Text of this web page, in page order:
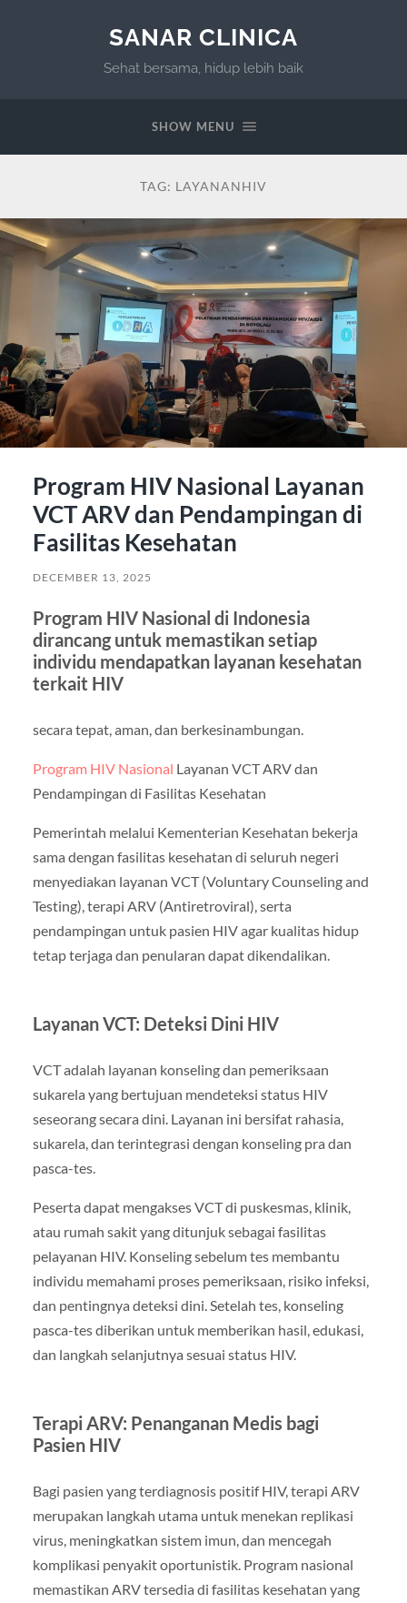
SANAR CLINICA
Sehat bersama, hidup lebih baik
SHOW MENU
TAG: LAYANANHIV
Program HIV Nasional Layanan
VCT ARV dan Pendampingan di
Fasilitas Kesehatan
DECEMBER 13, 2025
Program HIV Nasional di Indonesia
dirancang untuk memastikan setiap
individu mendapatkan layanan kesehatan
terkait HIV
secara tepat, aman, dan berkesinambungan.
Program HIV Nasional Layanan VCT ARV dan
Pendampingan di Fasilitas Kesehatan
Pemerintah melalui Kementerian Kesehatan bekerja
sama dengan fasilitas kesehatan di seluruh negeri
menyediakan layanan VCT (Voluntary Counseling and
Testing), terapi ARV (Antiretroviral), serta
pendampingan untuk pasien HIV agar kualitas hidup
tetap terjaga dan penularan dapat dikendalikan.
Layanan VCT: Deteksi Dini HIV
VCT adalah layanan konseling dan pemeriksaan
sukarela yang bertujuan mendeteksi status HIV
seseorang secara dini. Layanan ini bersifat rahasia,
sukarela, dan terintegrasi dengan konseling pra dan
pasca-tes.
Peserta dapat mengakses VCT di puskesmas, klinik,
atau rumah sakit yang ditunjuk sebagai fasilitas
pelayanan HIV. Konseling sebelum tes membantu
individu memahami proses pemeriksaan, risiko infeksi,
dan pentingnya deteksi dini. Setelah tes, konseling
pasca-tes diberikan untuk memberikan hasil, edukasi,
dan langkah selanjutnya sesuai status HIV.
Terapi ARV: Penanganan Medis bagi
Pasien HIV
Bagi pasien yang terdiagnosis positif HIV, terapi ARV
merupakan langkah utama untuk menekan replikasi
virus, meningkatkan sistem imun, dan mencegah
komplikasi penyakit oportunistik. Program nasional
memastikan ARV tersedia di fasilitas kesehatan yang